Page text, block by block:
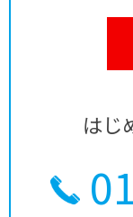
はじ